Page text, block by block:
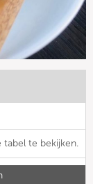
tabel te bekijken.